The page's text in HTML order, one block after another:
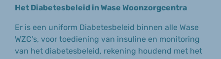
Het Diabetesbeleid in Wase Woonzorgcentra
Er is een uniform Diabetesbeleid binnen alle Wase
WZC’s, voor toediening van insuline en monitoring
van het diabetesbeleid, rekening houdend met het